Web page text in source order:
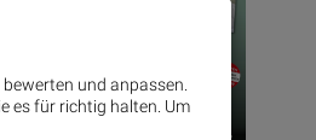
und anpassen.
es für richtig halten. Um